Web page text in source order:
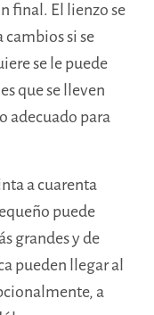
final. El lienzo se
si se
se le puede
que se lleven
adecuado para
a cuarenta
puede
grandes y de
pueden llegar al
a